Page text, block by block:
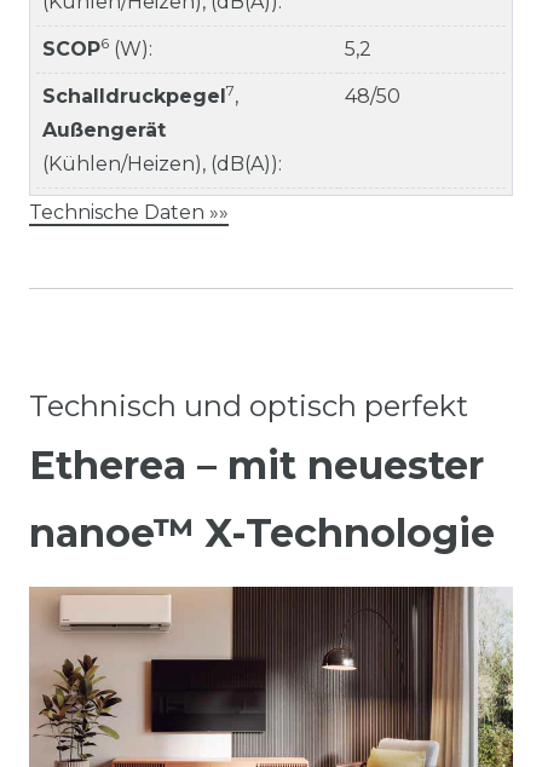
SCOP6 (W): 5,2
Schalldruckpegel 7,
Außengerät
(Kühlen/Heizen), (dB(A)):
48/50
Technische Daten »»
Technisch und optisch perfekt
Etherea – mit neuester
nanoe™ X-Technologie